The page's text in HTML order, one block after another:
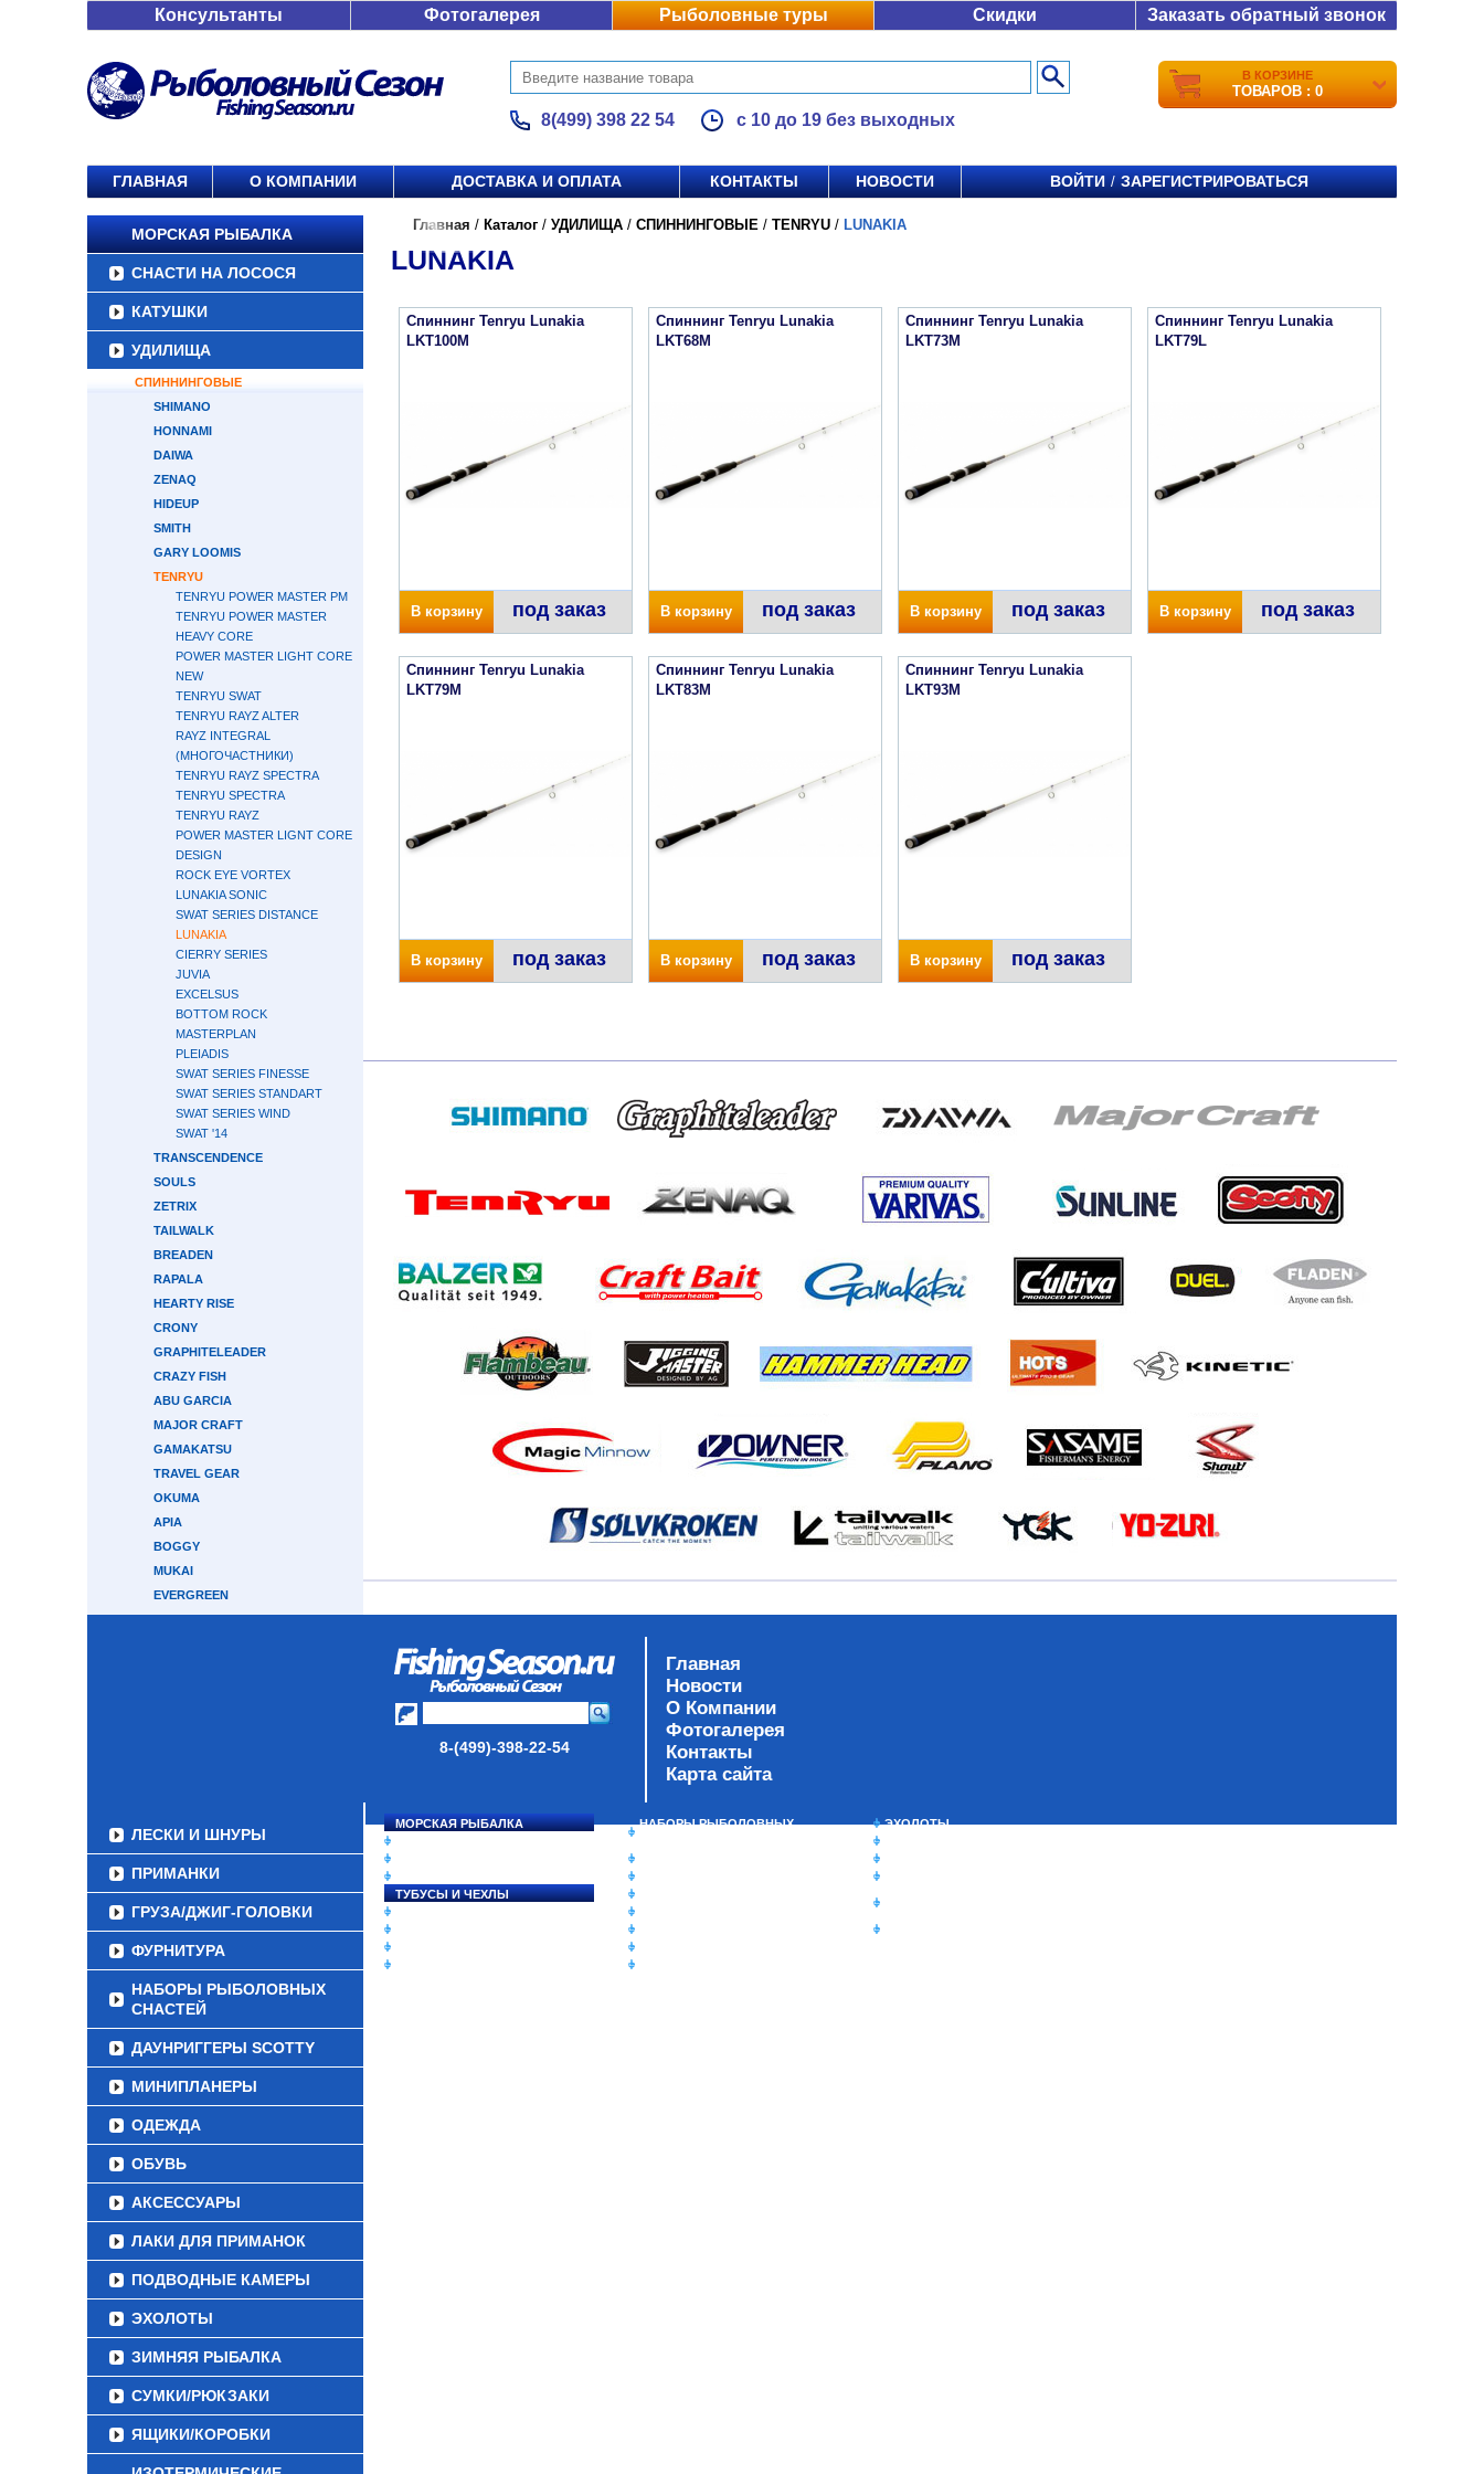
Консультанты Фотогалерея Рыболовные туры Скидки Заказать обратный звонок
8(499) 398 22 54 с 10 до 19 без выходных
В КОРЗИНЕ
ТОВАРОВ : 0
ГЛАВНАЯ О КОМПАНИИ ДОСТАВКА И ОПЛАТА КОНТАКТЫ НОВОСТИ ВОЙТИ / ЗАРЕГИСТРИРОВАТЬСЯ
МОРСКАЯ РЫБАЛКА
СНАСТИ НА ЛОСОСЯ
КАТУШКИ
УДИЛИЩА
СПИННИНГОВЫЕ
SHIMANO
HONNAMI
DAIWA
ZENAQ
HIDEUP
SMITH
GARY LOOMIS
TENRYU
TENRYU POWER MASTER PM
TENRYU POWER MASTER
HEAVY CORE
POWER MASTER LIGHT CORE
NEW
TENRYU SWAT
TENRYU RAYZ ALTER
RAYZ INTEGRAL
(МНОГОЧАСТНИКИ)
TENRYU RAYZ SPECTRA
TENRYU SPECTRA
TENRYU RAYZ
POWER MASTER LIGNT CORE
DESIGN
ROCK EYE VORTEX
LUNAKIA SONIC
SWAT SERIES DISTANCE
LUNAKIA
CIERRY SERIES
JUVIA
EXCELSUS
BOTTOM ROCK
MASTERPLAN
PLEIADIS
SWAT SERIES FINESSE
SWAT SERIES STANDART
SWAT SERIES WIND
SWAT '14
TRANSCENDENCE
SOULS
ZETRIX
TAILWALK
BREADEN
RAPALA
HEARTY RISE
CRONY
GRAPHITELEADER
CRAZY FISH
ABU GARCIA
MAJOR CRAFT
GAMAKATSU
TRAVEL GEAR
OKUMA
APIA
BOGGY
MUKAI
EVERGREEN
MAXIMUS
ЛЕСКИ И ШНУРЫ
ПРИМАНКИ
ГРУЗА/ДЖИГ-ГОЛОВКИ
ФУРНИТУРА
НАБОРЫ РЫБОЛОВНЫХ
СНАСТЕЙ
ДАУНРИГГЕРЫ SCOTTY
МИНИПЛАНЕРЫ
ОДЕЖДА
ОБУВЬ
АКСЕССУАРЫ
ЛАКИ ДЛЯ ПРИМАНОК
ПОДВОДНЫЕ КАМЕРЫ
ЭХОЛОТЫ
ЗИМНЯЯ РЫБАЛКА
СУМКИ/РЮКЗАКИ
ЯЩИКИ/КОРОБКИ
Главная / Каталог / УДИЛИЩА / СПИННИНГОВЫЕ / TENRYU / LUNAKIA
LUNAKIA
Спиннинг Tenryu Lunakia
LKT100M
В корзину под заказ
Спиннинг Tenryu Lunakia
LKT68M
В корзину под заказ
Спиннинг Tenryu Lunakia
LKT73M
В корзину под заказ
Спиннинг Tenryu Lunakia
LKT79L
В корзину под заказ
Спиннинг Tenryu Lunakia
LKT79M
В корзину под заказ
Спиннинг Tenryu Lunakia
LKT83M
В корзину под заказ
Спиннинг Tenryu Lunakia
LKT93M
В корзину под заказ
8-(499)-398-22-54
Главная
Новости
О Компании
Фотогалерея
Контакты
Карта сайта
МОРСКАЯ РЫБАЛКА
ТУБУСЫ И ЧЕХЛЫ
НАБОРЫ РЫБОЛОВНЫХ
ЭХОЛОТЫ